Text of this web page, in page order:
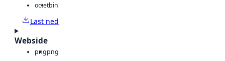
octetbin
Last ned
Webside
pngpng